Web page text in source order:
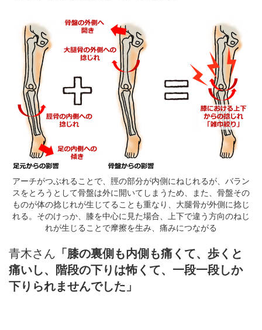
アーチがつぶれることで、脛の部分が内側にねじれるが、バラン
スをとろうとして骨盤は外に開いてしまうため、また、骨盤その
ものが体の捻じれが生じてることも重なり、大腿骨が外側に捻じ
れる。そのけっか、膝を中心に見た場合、上下で違う方向のねじ
れが生じることで摩擦を生み、痛みにつながる
青木さん 「膝の裏側も内側も痛くて、歩くと
痛いし、階段の下りは怖くて、一段一段しか
下りられませんでした」